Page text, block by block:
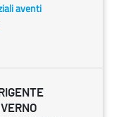
aventi